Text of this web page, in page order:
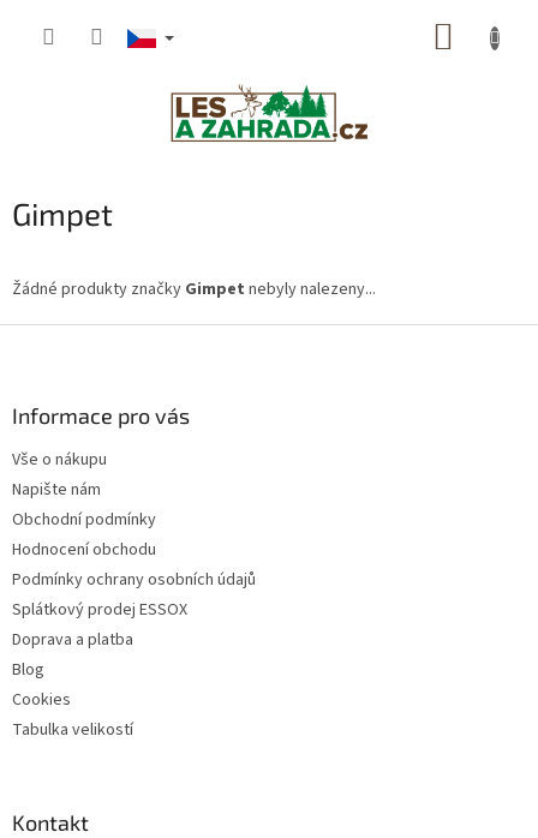
Gimpet
Žádné produkty značky Gimpet nebyly nalezeny...
Informace pro vás
Vše o nákupu
Napište nám
Obchodní podmínky
Hodnocení obchodu
Podmínky ochrany osobních údajů
Splátkový prodej ESSOX
Doprava a platba
Blog
Cookies
Tabulka velikostí
Kontakt